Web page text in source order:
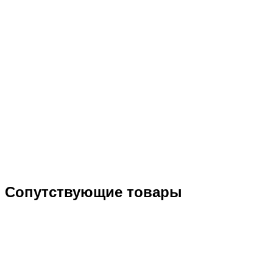
Сопутствующие товары